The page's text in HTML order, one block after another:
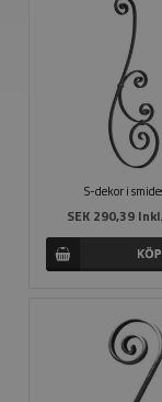
S-dekor i
SEK 290,39